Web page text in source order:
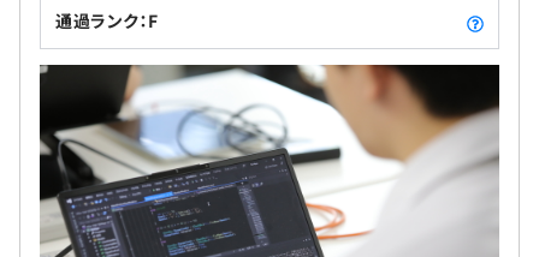
通過ランク：F